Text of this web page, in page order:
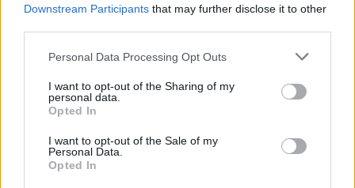
Downstream Participants that may further disclose it to other
Personal Data Processing Opt Outs
I want to opt-out of the Sharing of my
personal data.
Opted In
I want to opt-out of the Sale of my
Personal Data.
Opted In
Θέσεις Εργασίας ανά Εταιρεία
Υπηρεσίες υποψηφίων
Συμβουλές Καριέρας